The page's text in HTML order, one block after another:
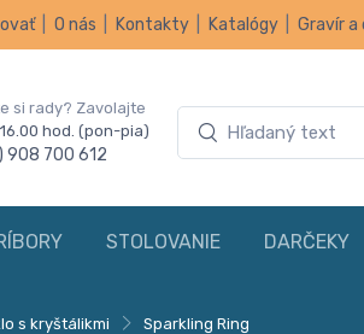
O nás Kontakty Katalógy Gravír a
si rady? Zavolajte
hod. (pon-pia)
908 700 612
STOLOVANIE DARČEKY
s kryštálikmi Sparkling Ring